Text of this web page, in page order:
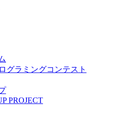
グラミングコンテスト
PROJECT